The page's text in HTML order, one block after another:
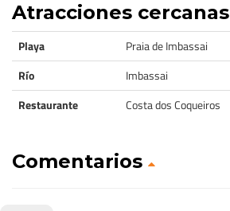
Atracciones cercanas
Playa Praia de Imbassai
Río
Imbassai
Restaurante
Costa dos Coqueiros
Comentarios